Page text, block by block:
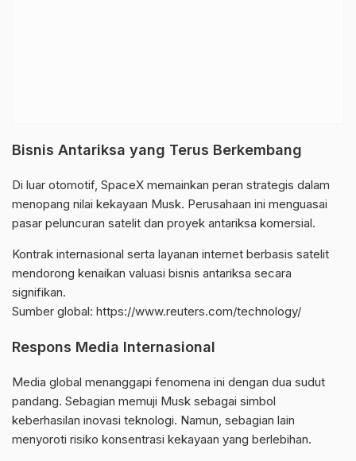
Bisnis Antariksa yang Terus Berkembang
Di luar otomotif, SpaceX memainkan peran strategis dalam
menopang nilai kekayaan Musk. Perusahaan ini menguasai
pasar peluncuran satelit dan proyek antariksa komersial.
Kontrak internasional serta layanan internet berbasis satelit
mendorong kenaikan valuasi bisnis antariksa secara
signifikan.
Sumber global: https://www.reuters.com/technology/
Respons Media Internasional
Media global menanggapi fenomena ini dengan dua sudut
pandang. Sebagian memuji Musk sebagai simbol
keberhasilan inovasi teknologi. Namun, sebagian lain
menyoroti risiko konsentrasi kekayaan yang berlebihan.